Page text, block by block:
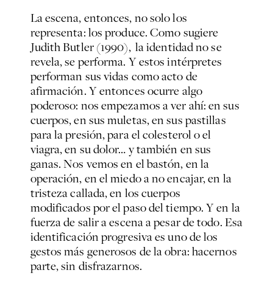
La escena, entonces, no solo los
representa: los produce. Como sugiere
Judith Butler (1990), la identidad no se
revela, se performa. Y estos intérpretes
performan sus vidas como acto de
afirmación. Y entonces ocurre algo
poderoso: nos empezamos a ver ahí: en sus
cuerpos, en sus muletas, en sus pastillas
para la presión, para el colesterol o el
viagra, en su dolor… y también en sus
ganas. Nos vemos en el bastón, en la
operación, en el miedo a no encajar, en la
tristeza callada, en los cuerpos
modificados por el paso del tiempo. Y en la
fuerza de salir a escena a pesar de todo. Esa
identificación progresiva es uno de los
gestos más generosos de la obra: hacernos
parte, sin disfrazarnos.